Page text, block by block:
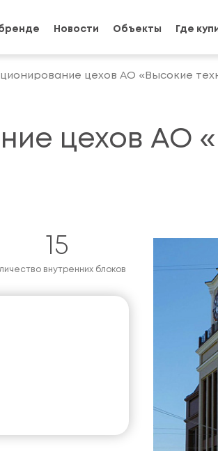
Новости Объекты Где
цехов АО «Высокие
цехов АО
15
внутренних блоков